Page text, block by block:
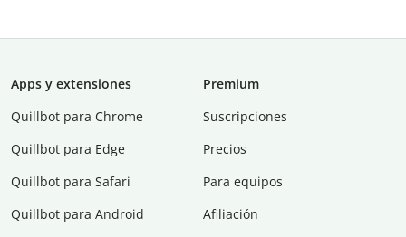
Apps y extensiones
Quillbot para Chrome
Quillbot para Edge
Quillbot para Safari
Quillbot para Android
Premium
Suscripciones
Precios
Para equipos
Afiliación